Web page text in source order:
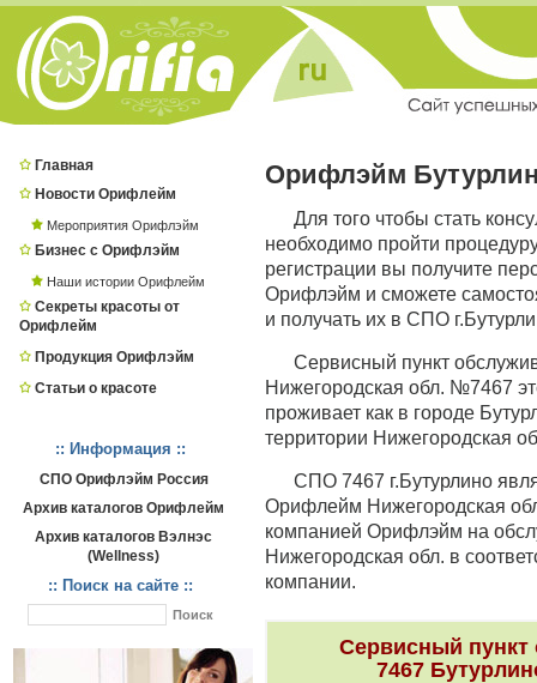
Главная
Новости Орифлейм
Мероприятия Орифлэйм
Бизнес с Орифлэйм
Наши истории Орифлейм
Секреты красоты от
Орифлейм
Продукция Орифлэйм
Статьи о красоте
:: Информация ::
СПО Орифлэйм Россия
Архив каталогов Орифлейм
Архив каталогов Вэлнэс
(Wellness)
:: Поиск на сайте ::
Орифлэйм
Для того чтобы стать
необходимо пройти
регистрации вы получите
Орифлэйм и сможете
и получать их в СПО
Сервисный пункт
Нижегородская обл. №7467
проживает как в городе
территории Нижегородская
СПО 7467 г.Бутурлино
Орифлейм Нижегородская
компанией Орифлэйм на
Нижегородская обл. в
компании.
Сервисный
7467